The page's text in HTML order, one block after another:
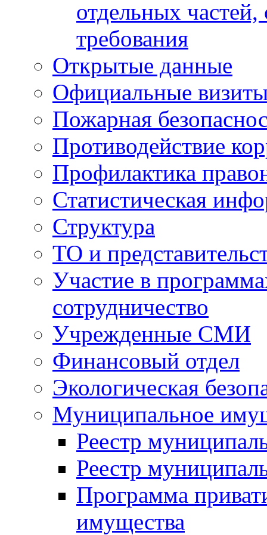
отдельных
требования
Открытые данные
Официальные
Пожарная
Противодействие
Профилактика
Статистическая
Структура
ТО и
Участие в
сотрудничество
Учрежденные СМИ
Финансовый отдел
Экологическая
Муниципальное
Реестр
Реестр
Программа
имущества